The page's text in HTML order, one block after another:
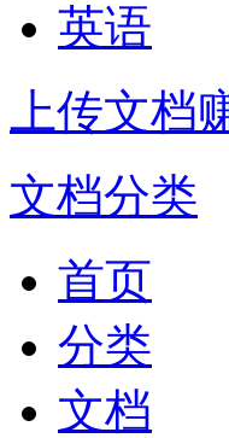
英语
上传文档
文档分类
首页
分类
文档